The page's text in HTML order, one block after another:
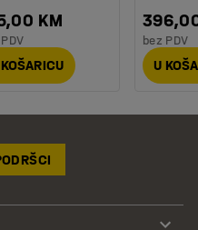
KM
bez PDV
U